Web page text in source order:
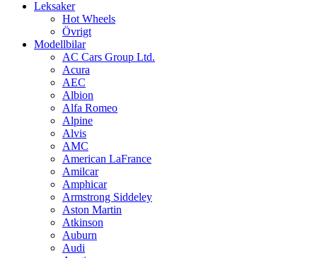
Leksaker
Hot Wheels
Övrigt
Modellbilar
AC Cars Group Ltd.
Acura
AEC
Albion
Alfa Romeo
Alpine
Alvis
AMC
American LaFrance
Amilcar
Amphicar
Armstrong Siddeley
Aston Martin
Atkinson
Auburn
Audi